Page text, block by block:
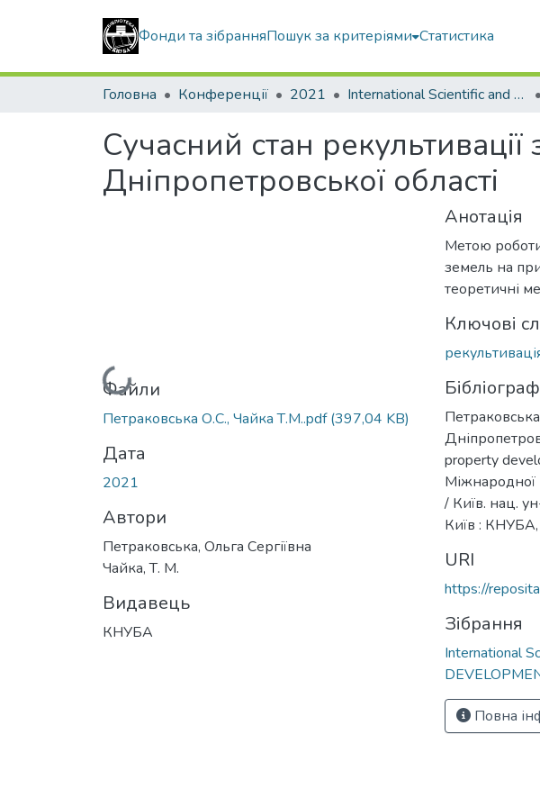
Фонди та зібранняПошук за критеріями Статистика
Головна Конференції 2021 International Scientific and Practical Conference LAND & PROPERTY DEVELOPMENT: INNOVATIONS AND TRANSFORMATIONS
Сучасний стан
Дніпропетровської області
Вантажиться...
Файли
Петраковська О.С., Чайка Т.М..pdf(397,04 KB)
Дата
2021
Автори
Петраковська, Ольга Сергіївна
Чайка, Т. М.
Видавець
КНУБА
Анотація
Метою роботи
земель на
теоретичні
Ключові
property
Міжнародної
/ Київ. нац.
Київ : КНУБА,
URI
https://
Зібрання
International
Повна